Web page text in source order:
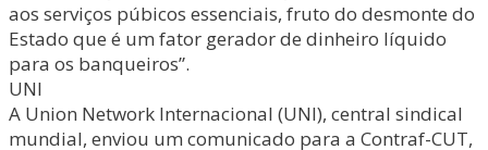
aos serviços púbicos essenciais, fruto do desmonte do
Estado que é um fator gerador de dinheiro líquido
para os banqueiros”.
UNI
A Union Network Internacional (UNI), central sindical
mundial, enviou um comunicado para a Contraf-CUT,